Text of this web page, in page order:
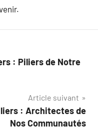
: Piliers de Notre
Article suivant
: Architectes de
Nos Communautés